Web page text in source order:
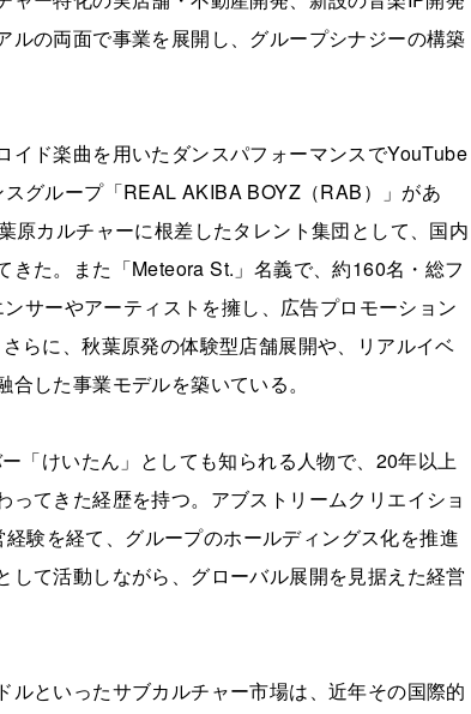
の両面で事業を展開し、グループシナジーの構築
イド楽曲を用いたダンスパフォーマンスでYouTube
グループ「REAL AKIBA BOYZ（RAB）」があ
原カルチャーに根差したタレント集団として、国内
た。また「Meteora St.」名義で、約160名・総フ
サーやアーティストを擁し、広告プロモーション
らに、秋葉原発の体験型店舗展開や、リアルイベ
した事業モデルを築いている。
「けいたん」としても知られる人物で、20年以上
てきた経歴を持つ。アブストリームクリエイショ
験を経て、グループのホールディングス化を推進
して活動しながら、グローバル展開を見据えた経営
ルといったサブカルチャー市場は、近年その国際的